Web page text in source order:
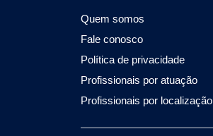
Quem somos
Fale conosco
Política de privacidade
Profissionais por atuação
Profissionais por localização